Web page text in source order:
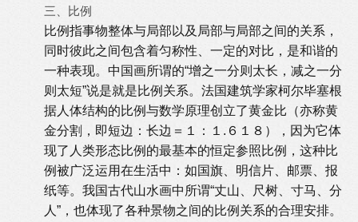
三、比例
比例指事物整体与局部以及局部与局部之间的关系，
同时彼此之间包含着匀称性、一定的对比，是和谐的
一种表现。中国画所谓的“增之一分则太长，减之一分
则太短”说是就是比例关系。法国建筑学家柯尔毕塞根
据人体结构的比例与数学原理创立了黄金比（亦称黄
金分割，即短边：长边＝１：１.６１８），因为它体
现了人类形态比例的最基本的恒定参照比例，这种比
例被广泛运用在生活中：如国旗、明信片、邮票、报
纸等。我国古代山水画中所谓“丈山、尺树、寸马、分
人”，也体现了各种景物之间的比例关系的合理安排。